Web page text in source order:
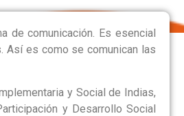
comunicación. Es esencial
Así es como se comunican las
y Social de Indias,
y Desarrollo Social